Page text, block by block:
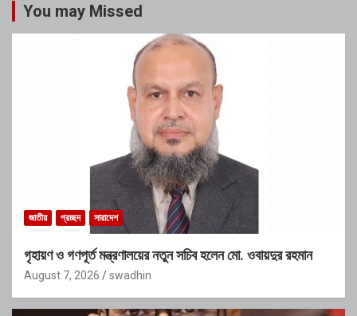
You may Missed
জাতীয় প্রচ্ছদ সারাদেশ
গৃহায়ণ ও গণপূর্ত মন্ত্রণালয়ের নতুন সচিব হলেন মো. ওবায়দুর রহমান
August 7, 2026 swadhin